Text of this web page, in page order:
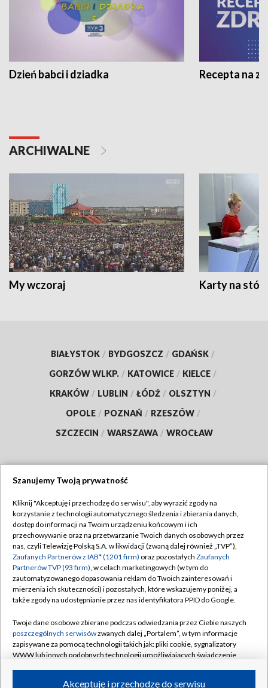
Dzień babci i dziadka Recepta na
ARCHIWALNE
My wczoraj Karty na
BIAŁYSTOK / BYDGOSZCZ / GDAŃSK /
GORZÓW WLKP. / KATOWICE / KIELCE /
KRAKÓW / LUBLIN / ŁÓDŹ / OLSZTYN /
OPOLE / POZNAŃ / RZESZÓW /
SZCZECIN / WARSZAWA / WROCŁAW
TVP
Abonament TVP
Emisja w TVP
Centrum informacji TVP
Naziemna Telewizja Cyfrowa
Rada Programowa
System NOS
Informacje o nadawcy
Regulamin TVP
Polityka prywatności
Moje zgody
Pomoc
Kontakt
Kanały
Szanujemy Twoją prywatność
Kliknij "Akceptuję i przechodzę do serwisu", aby wyrazić zgody na
korzystanie z technologii automatycznego śledzenia i zbierania danych,
dostęp do informacji na Twoim urządzeniu końcowym i ich
przechowywanie oraz na przetwarzanie Twoich danych osobowych przez
nas, czyli Telewizję Polską S.A. w likwidacji (zwaną dalej również „TVP”),
Zaufanych Partnerów z IAB* (1201 firm) oraz pozostałych Zaufanych
Partnerów TVP (93 firm), w celach marketingowych (w tym do
zautomatyzowanego dopasowania reklam do Twoich zainteresowań i
mierzenia ich skuteczności) i pozostałych, które wskazujemy poniżej, a
także zgody na udostępnianie przez nas identyfikatora PPID do Google.
Twoje dane osobowe zbierane podczas odwiedzania przez Ciebie naszych
poszczególnych serwisówzwanych dalej „Portalem”, w tym informacje
zapisywane za pomocą technologii takich jak: pliki cookie, sygnalizatory
WWW lub innych podobnych technologii umożliwiających świadczenie
Akceptuję i przechodzę do serwisu